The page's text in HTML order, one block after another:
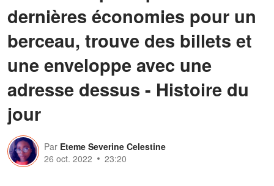
dernières économies pour un
berceau, trouve des billets et
une enveloppe avec une
adresse dessus - Histoire du
jour
Par Eteme Severine Celestine
26 oct. 2022
23:20